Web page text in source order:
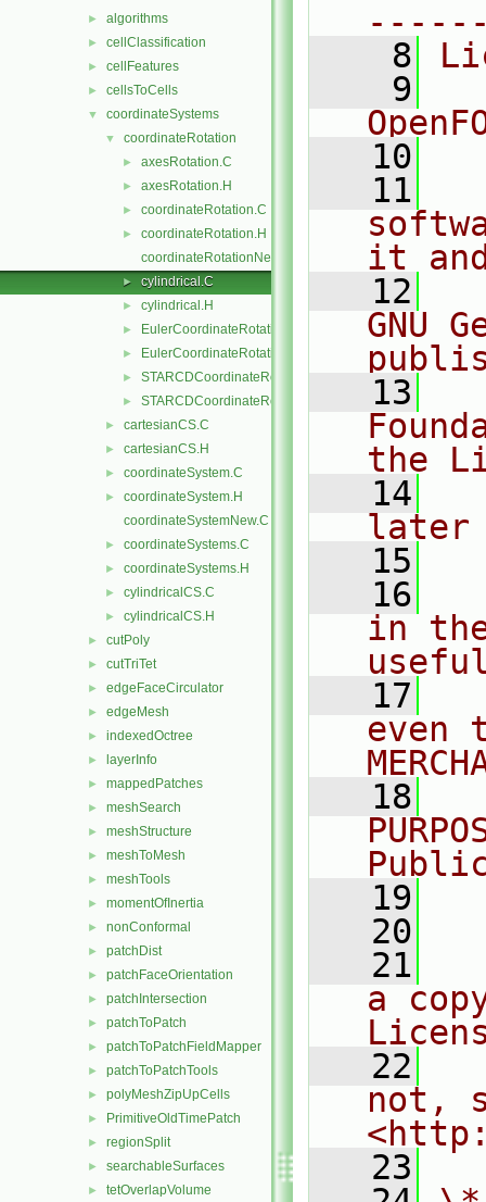
► algorithms
► cellClassification
► cellFeatures
► cellsToCells
▼ coordinateSystems
▼ coordinateRotation
► axesRotation.C
► axesRotation.H
► coordinateRotation.C
►
coordinateRotation.H
coordinateRotationNew.C
► cylindrical.C
► cylindrical.H
► EulerCoordinateRotation.C
► EulerCoordinateRotation.H
► STARCDCoordinateRotation.C
► STARCDCoordinateRotation.H
► cartesianCS.C
► cartesianCS.H
► coordinateSystem.C
►
coordinateSystem.H
coordinateSystemNew.C
► coordinateSystems.C
► coordinateSystems.H
► cylindricalCS.C
► cylindricalCS.H
► cutPoly
► cutTriTet
► edgeFaceCirculator
► edgeMesh
► indexedOctree
► layerInfo
► mappedPatches
► meshSearch
► meshStructure
► meshToMesh
► meshTools
► momentOfInertia
► nonConformal
► patchDist
► patchFaceOrientation
► patchIntersection
► patchToPatch
► patchToPatchFieldMapper
► patchToPatchTools
► polyMeshZipUpCells
► PrimitiveOldTimePatch
► regionSplit
► searchableSurfaces
► tetOverlapVolume
    8
    9
   10
   11
it
   12
GNU
   13
the
   14
later
   15
   16
in
   17
even
   18
   19
   20
   21
a
   22
not,
   23